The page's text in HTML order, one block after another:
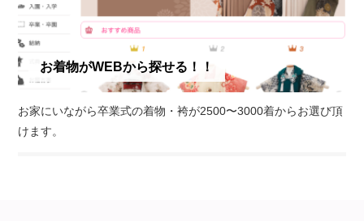
お着物がWEBから探せる！！
お家にいながら卒業式の着物・袴が2500〜3000着からお選び頂
けます。